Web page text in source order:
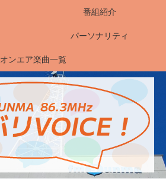
番組紹介
パーソナリティ
オンエア楽曲一覧